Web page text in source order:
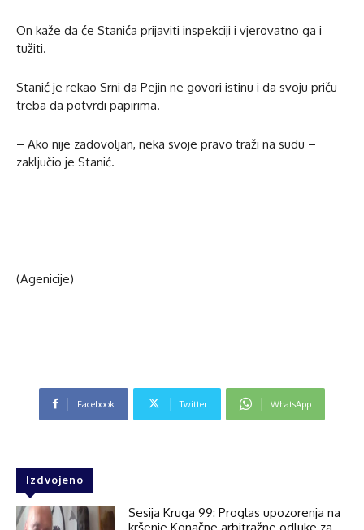
On kaže da će Stanića prijaviti inspekciji i vjerovatno ga i
tužiti.
Stanić je rekao Srni da Pejin ne govori istinu i da svoju priču
treba da potvrdi papirima.
– Ako nije zadovoljan, neka svoje pravo traži na sudu –
zaključio je Stanić.
(Agenicije)
Facebook Twitter WhatsApp
Izdvojeno
Sesija Kruga 99: Proglas upozorenja na